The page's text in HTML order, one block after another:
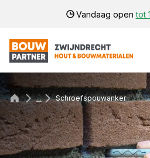
Vandaag opentot
... Schroefspouwanker